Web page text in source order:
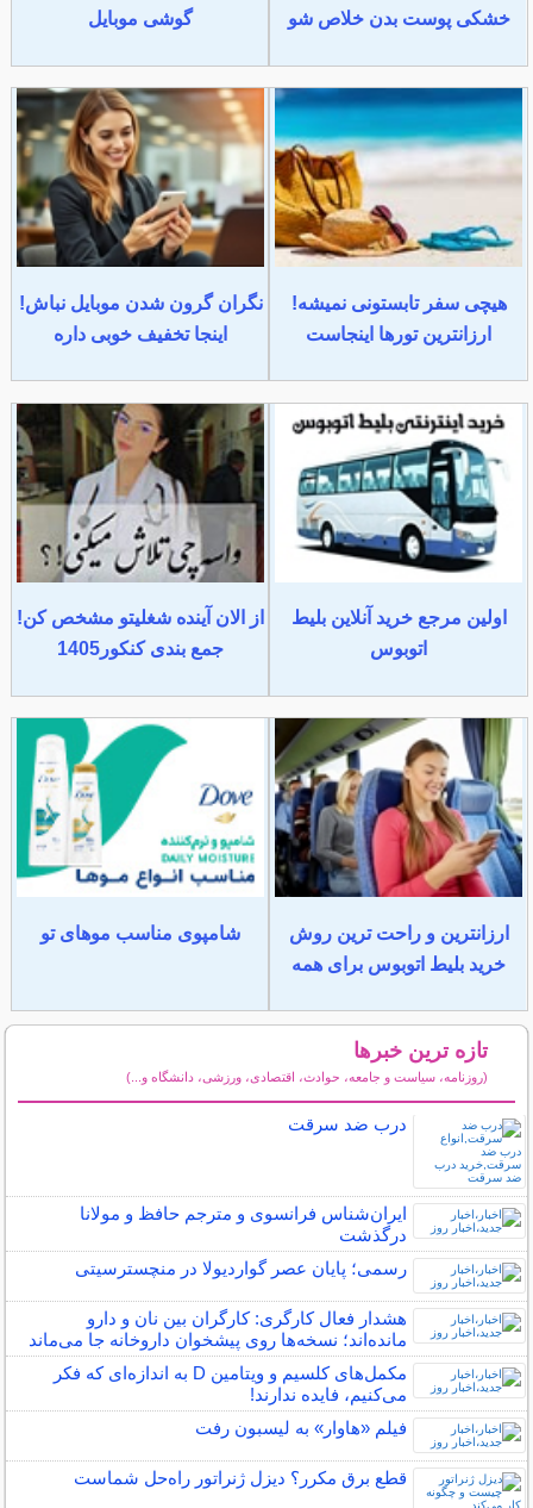
خشکی پوست بدن خلاص شو
گوشی موبایل
هیچی سفر تابستونی نمیشه!
ارزانترین تورها اینجاست
نگران گرون شدن موبایل نباش!
اینجا تخفیف خوبی داره
اولین مرجع خرید آنلاین بلیط
اتوبوس
از الان آینده شغلیتو مشخص کن!
جمع بندی کنکور1405
ارزانترین و راحت ترین روش
خرید بلیط اتوبوس برای همه
شامپوی مناسب موهای تو
تازه ترین خبرها
(روزنامه، سیاست و جامعه، حوادث، اقتصادی، ورزشی، دانشگاه و...)
درب ضد سرقت
ایران‌شناس فرانسوی و مترجم حافظ و مولانا
درگذشت
رسمی؛ پایان عصر گواردیولا در منچسترسیتی
هشدار فعال کارگری: کارگران بین نان و دارو
مانده‌اند؛ نسخه‌ها روی پیشخوان داروخانه جا می‌ماند
مکمل‌های کلسیم و ویتامین D به اندازه‌ای که فکر
می‌کنیم، فایده ندارند!
فیلم «هاوار» به لیسبون رفت
قطع برق مکرر؟ دیزل ژنراتور راه‌حل شماست